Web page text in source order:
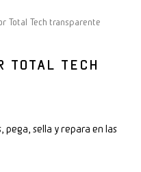
Total Tech transparente
TOTAL TECH
pega, sella y repara en las